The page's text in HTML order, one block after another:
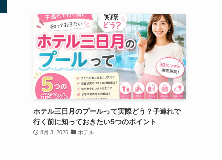
ホテル三日月のプールって実際どう？子連れで
行く前に知っておきたい5つのポイント
8月 3, 2026 ホテル